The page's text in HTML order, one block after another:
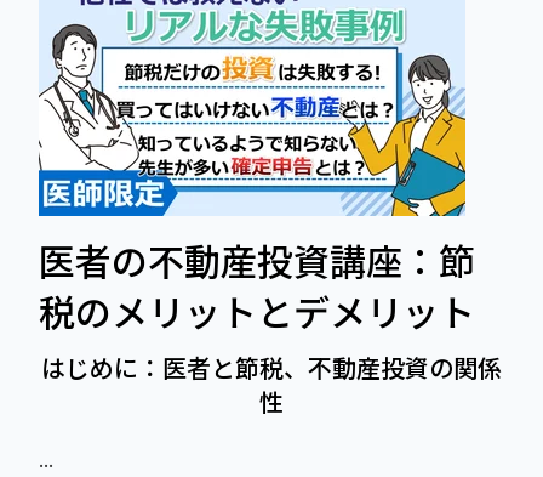
医者の不動産投資講座：節
税のメリットとデメリット
はじめに：医者と節税、不動産投資の関係
性
...